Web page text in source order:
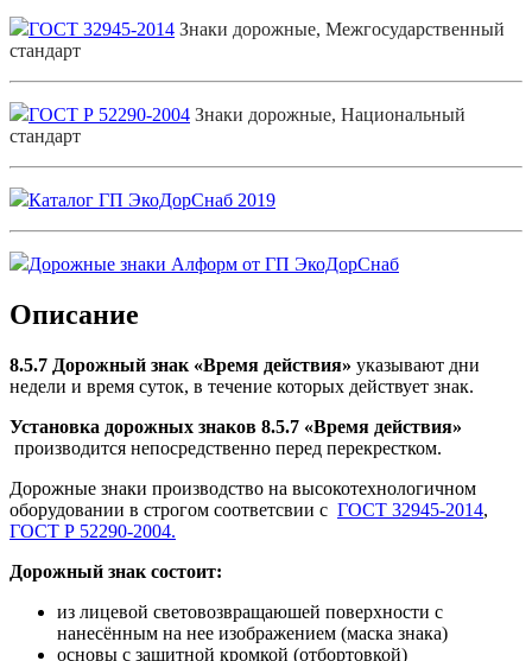
ГОСТ 32945-2014 Знаки дорожные, Межгосударственный
стандарт
ГОСТ Р 52290-2004 Знаки дорожные, Национальный
стандарт
Каталог ГП ЭкоДорСнаб 2019
Дорожные знаки Алформ от ГП ЭкоДорСнаб
Описание
8.5.7 Дорожный знак «Время действия» указывают дни
недели и время суток, в течение которых действует знак.
Установка дорожных знаков 8.5.7 «Время действия»
производится непосредственно перед перекрестком.
Дорожные знаки производство на высокотехнологичном
оборудовании в строгом соответсвии с ГОСТ 32945-2014,
ГОСТ Р 52290-2004.
Дорожный знак состоит:
из лицевой световозвращаюшей поверхности с
нанесённым на нее изображением (маска знака)
основы с защитной кромкой (отбортовкой)